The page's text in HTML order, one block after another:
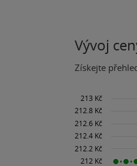
Vývoj
Získejte